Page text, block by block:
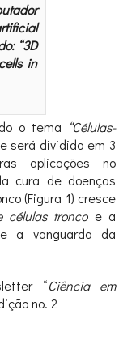
“3D
in
o tema “Células-
será dividido em 3
aplicações no
cura de doenças
(Figura 1) cresce
células troncoe a
a vanguarda da
“Ciência em
no. 2